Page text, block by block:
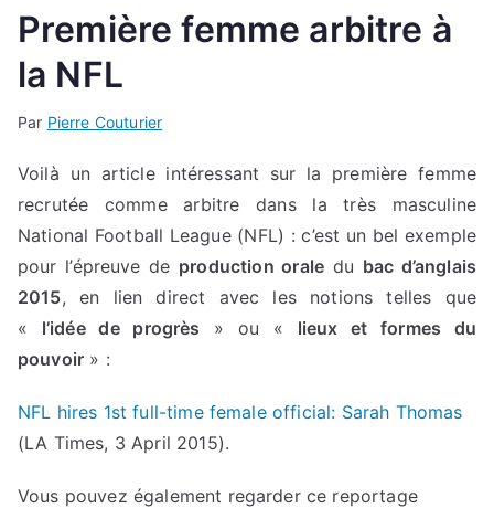
Première femme arbitre à
la NFL
Par Pierre Couturier
Voilà un article intéressant sur la première femme
recrutée comme arbitre dans la très masculine
National Football League (NFL) : c’est un bel exemple
pour l’épreuve de production orale du bac d’anglais
2015, en lien direct avec les notions telles que
« l’idée de progrès » ou « lieux et formes du
pouvoir » :
NFL hires 1st full-time female official: Sarah Thomas
(LA Times, 3 April 2015).
Vous pouvez également regarder ce reportage